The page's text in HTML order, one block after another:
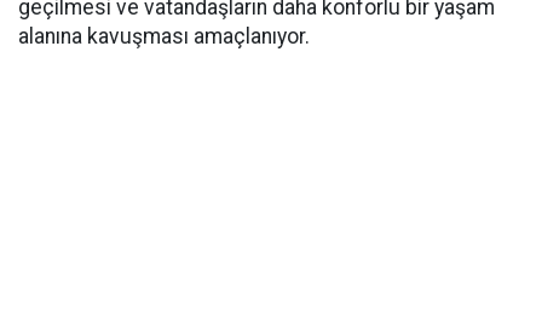
geçilmesi ve vatandaşların daha konforlu bir yaşam
alanına kavuşması amaçlanıyor.